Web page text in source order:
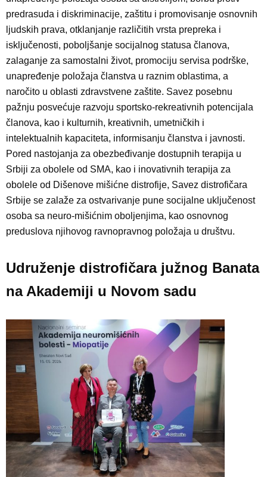
predrasuda i diskriminacije, zaštitu i promovisanje osnovnih
ljudskih prava, otklanjanje različitih vrsta prepreka i
isključenosti, poboljšanje socijalnog statusa članova,
zalaganje za samostalni život, promociju servisa podrške,
unapređenje položaja članstva u raznim oblastima, a
naročito u oblasti zdravstvene zaštite. Savez posebnu
pažnju posvećuje razvoju sportsko-rekreativnih potencijala
članova, kao i kulturnih, kreativnih, umetničkih i
intelektualnih kapaciteta, informisanju članstva i javnosti.
Pored nastojanja za obezbeđivanje dostupnih terapija u
Srbiji za obolele od SMA, kao i inovativnih terapija za
obolele od Dišenove mišićne distrofije, Savez distrofičara
Srbije se zalaže za ostvarivanje pune socijalne uključenost
osoba sa neuro-mišićnim oboljenjima, kao osnovnog
preduslova njihovog ravnopravnog položaja u društvu.
Udruženje distrofičara južnog Banata
na Akademiji u Novom sadu